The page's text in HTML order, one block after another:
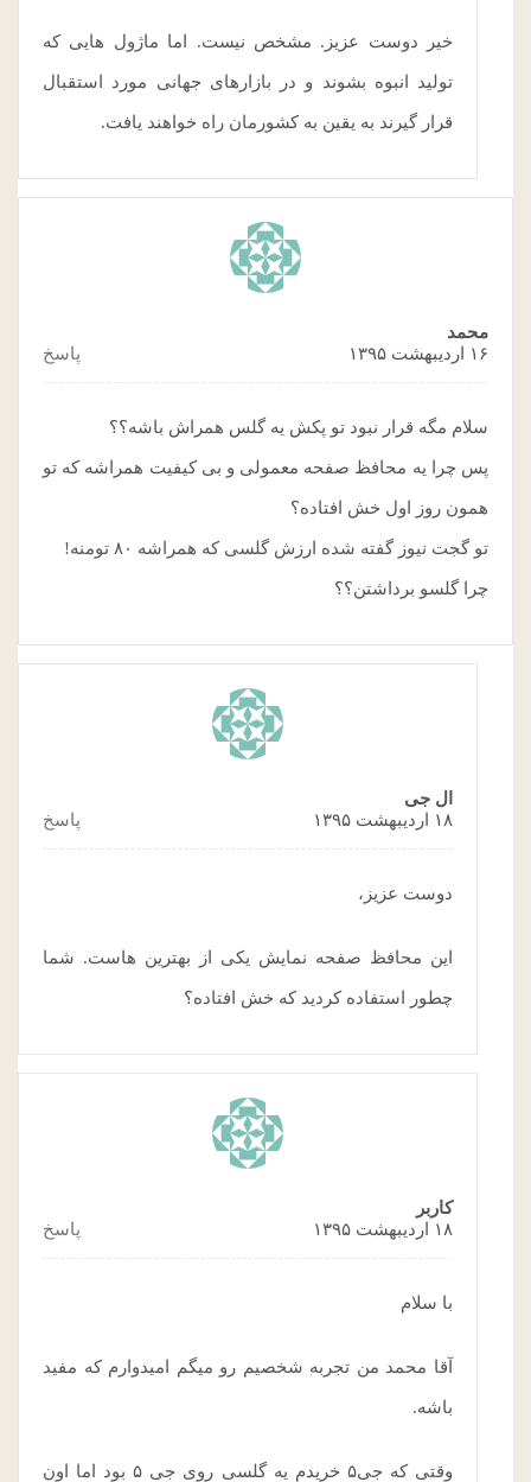
خیر دوست عزیز. مشخص نیست. اما ماژول هایی که
تولید انبوه بشوند و در بازارهای جهانی مورد استقبال
قرار گیرند به یقین به کشورمان راه خواهند یافت.
محمد
۱۶ اردیبهشت ۱۳۹۵
پاسخ
سلام مگه قرار نبود تو پکش یه گلس همراش باشه؟؟
پس چرا یه محافظ صفحه معمولی و بی کیفیت همراشه که تو
همون روز اول خش افتاده؟
تو گجت نیوز گفته شده ارزش گلسی که همراشه ۸۰ تومنه!
چرا گلسو برداشتن؟؟
ال جی
۱۸ اردیبهشت ۱۳۹۵
پاسخ
دوست عزیز،
این محافظ صفحه نمایش یکی از بهترین هاست. شما
چطور استفاده کردید که خش افتاده؟
کاربر
۱۸ اردیبهشت ۱۳۹۵
پاسخ
با سلام
آقا محمد من تجربه شخصیم رو میگم امیدوارم که مفید
باشه.
وقتی که جی۵ خریدم یه گلسی روی جی ۵ بود اما اون